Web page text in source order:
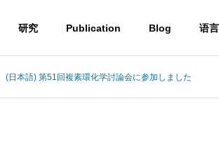
研究 Publication Blog 语
(日本語) 第51回複素環化学討論会に参加しました